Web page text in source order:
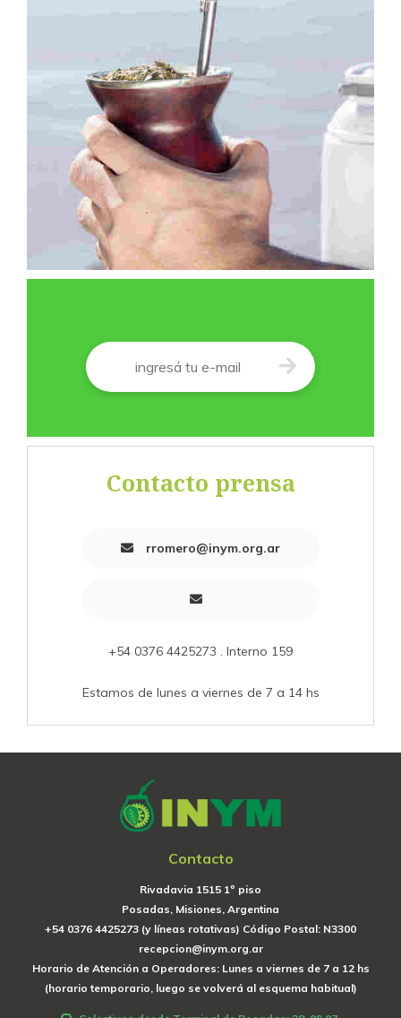
Correo
Contacto prensa
rromero@inym.org.ar
+54 0376 4425273 . Interno 159
Estamos de lunes a viernes de 7 a 14 hs
Contacto
Rivadavia 1515 1º piso
Posadas, Misiones, Argentina
+54 0376 4425273 (y líneas rotativas) Código Postal: N3300
recepcion@inym.org.ar
Horario de Atención a Operadores: Lunes a viernes de 7 a 12 hs
(horario temporario, luego se volverá al esquema habitual)